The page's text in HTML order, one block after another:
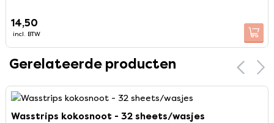
14,50
incl. BTW
Gerelateerde producten
Wasstrips kokosnoot - 32 sheets/wasjes